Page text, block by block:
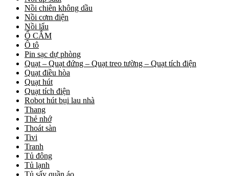
Nồi chiên không dầu
Nồi cơm điện
Nồi lẩu
Ổ CẮM
Ô tô
Pin sạc dự phòng
Quạt – Quạt đứng – Quạt treo tường – Quạt tích điện
Quạt điều hòa
Quạt hút
Quạt tích điện
Robot hút bụi lau nhà
Thang
Thẻ nhớ
Thoát sàn
Tivi
Tranh
Tủ đông
Tủ lạnh
Tủ sấy quần áo